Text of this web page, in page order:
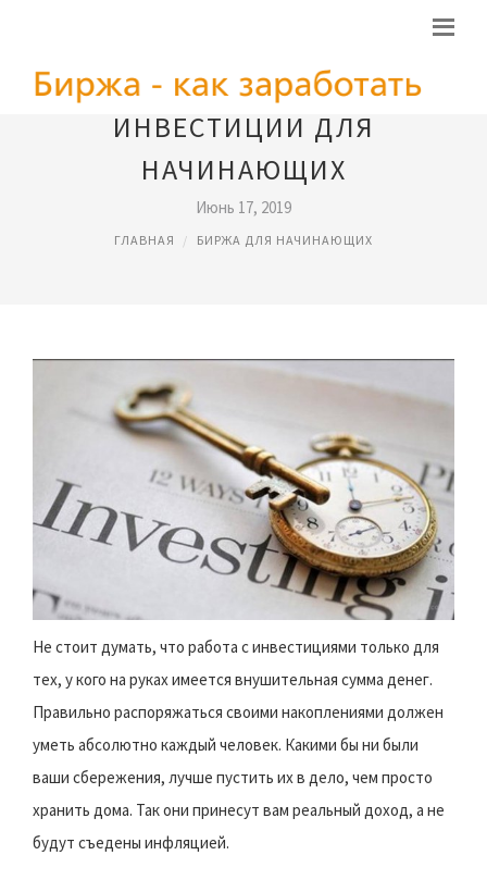
ИНВЕСТИЦИИ ДЛЯ
НАЧИНАЮЩИХ
Июнь 17, 2019
ГЛАВНАЯ БИРЖА ДЛЯ НАЧИНАЮЩИХ
Не стоит думать, что работа с инвестициями только для
тех, у кого на руках имеется внушительная сумма денег.
Правильно распоряжаться своими накоплениями должен
уметь абсолютно каждый человек. Какими бы ни были
ваши сбережения, лучше пустить их в дело, чем просто
хранить дома. Так они принесут вам реальный доход, а не
будут съедены инфляцией.